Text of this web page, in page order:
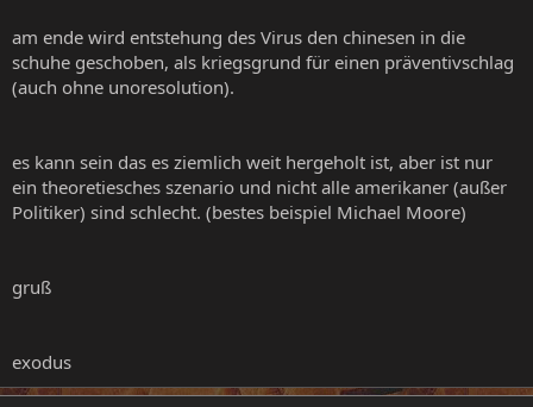
am ende wird entstehung des Virus den chinesen in die
schuhe geschoben, als kriegsgrund für einen präventivschlag
(auch ohne unoresolution).
es kann sein das es ziemlich weit hergeholt ist, aber ist nur
ein theoretiesches szenario und nicht alle amerikaner (außer
Politiker) sind schlecht. (bestes beispiel Michael Moore)
gruß
exodus